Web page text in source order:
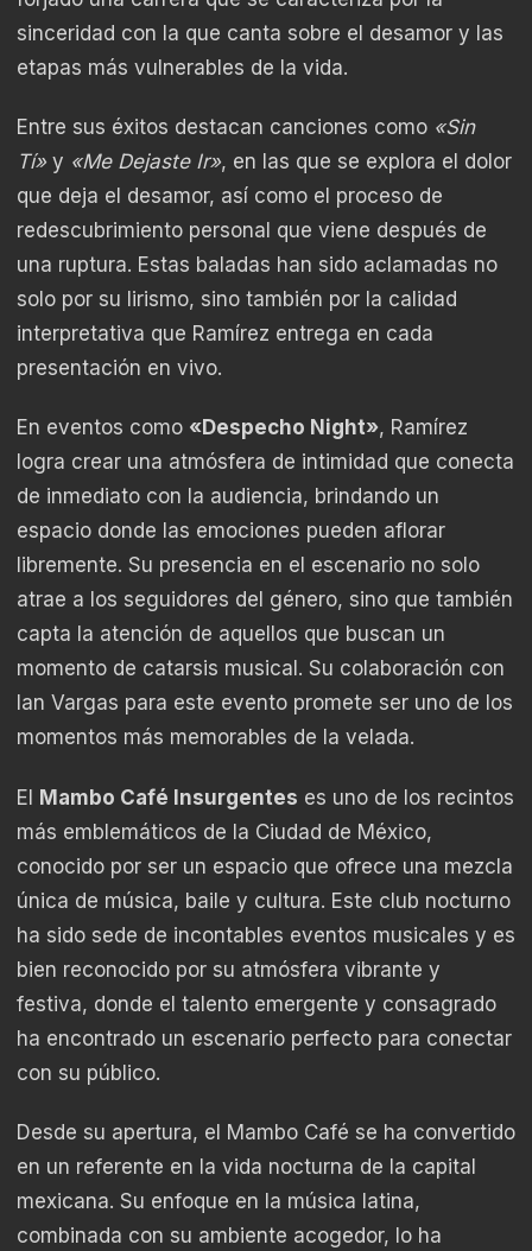
sinceridad con la que canta sobre el desamor y las
etapas más vulnerables de la vida.
Entre sus éxitos destacan canciones como «Sin
Tí» y «Me Dejaste Ir», en las que se explora el dolor
que deja el desamor, así como el proceso de
redescubrimiento personal que viene después de
una ruptura. Estas baladas han sido aclamadas no
solo por su lirismo, sino también por la calidad
interpretativa que Ramírez entrega en cada
presentación en vivo.
En eventos como «Despecho Night», Ramírez
logra crear una atmósfera de intimidad que conecta
de inmediato con la audiencia, brindando un
espacio donde las emociones pueden aflorar
libremente. Su presencia en el escenario no solo
atrae a los seguidores del género, sino que también
capta la atención de aquellos que buscan un
momento de catarsis musical. Su colaboración con
Ian Vargas para este evento promete ser uno de los
momentos más memorables de la velada.
El Mambo Café Insurgentes es uno de los recintos
más emblemáticos de la Ciudad de México,
conocido por ser un espacio que ofrece una mezcla
única de música, baile y cultura. Este club nocturno
ha sido sede de incontables eventos musicales y es
bien reconocido por su atmósfera vibrante y
festiva, donde el talento emergente y consagrado
ha encontrado un escenario perfecto para conectar
con su público.
Desde su apertura, el Mambo Café se ha convertido
en un referente en la vida nocturna de la capital
mexicana. Su enfoque en la música latina,
combinada con su ambiente acogedor, lo ha